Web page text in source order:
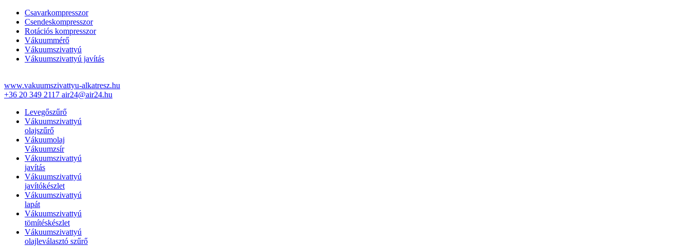
Csavarkompresszor
Csendeskompresszor
Rotációs kompresszor
Vákuummérő
Vákuumszivattyú
Vákuumszivattyú javítás
www.vakuumszivattyu-alkatresz.hu
+36 20 349 2117 air24@air24.hu
Levegőszűrő
Vákuumszivattyú
olajszűrő
Vákuumolaj
Vákuumzsír
Vákuumszivattyú
javítás
Vákuumszivattyú
javítókészlet
Vákuumszivattyú
lapát
Vákuumszivattyú
tömítéskészlet
Vákuumszivattyú
olajleválasztó szűrő